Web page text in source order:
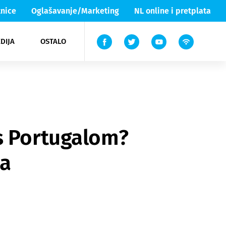
Oglašavanje/Marketing NL online i pretplata
OSTALO
Lika & Senj
TV
Portugalom?